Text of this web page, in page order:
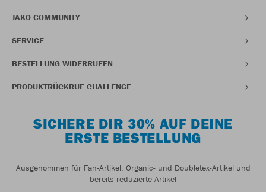
JAKO COMMUNITY
SERVICE
BESTELLUNG WIDERRUFEN
PRODUKTRÜCKRUF CHALLENGE
SICHERE DIR 30% AUF DEINE
ERSTE BESTELLUNG
Ausgenommen für Fan-Artikel, Organic- und Doubletex-Artikel und
bereits reduzierte Artikel